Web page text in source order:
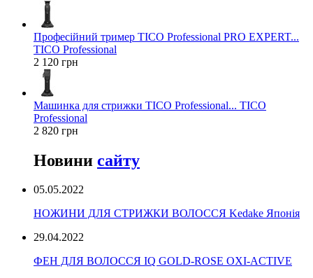
Професійний тример TICO Professional PRO EXPERT...
TICO Professional
2 120 грн
Машинка для стрижки TICO Professional... TICO
Professional
2 820 грн
Новини сайту
05.05.2022
НОЖИНИ ДЛЯ СТРИЖКИ ВОЛОССЯ Kedake Японія
29.04.2022
ФЕН ДЛЯ ВОЛОССЯ IQ GOLD-ROSE OXI-ACTIVE